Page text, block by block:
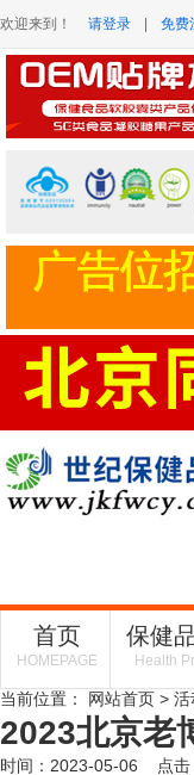
欢迎来到！ 请登录 免费
首页
HOMEPAGE
保健
Health
当前位置： 网站首页 > 活
2023北京老
时间：2023-05-06 点击